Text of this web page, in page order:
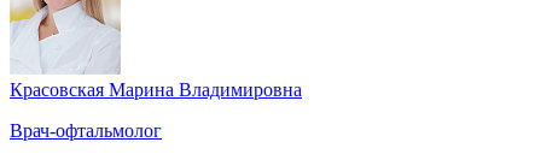
Красовская Марина Владимировна
Врач-офтальмолог